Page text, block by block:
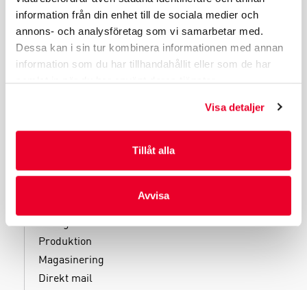
information från din enhet till de sociala medier och
annons- och analysföretag som vi samarbetar med.
Dessa kan i sin tur kombinera informationen med annan
information som du har tillhandahållit eller som de har
samlat in när du har använt deras tjänster.
Visa detaljer
Tillåt alla
Avvisa
INDUSTRIFÖRPACKNINGAR
REKLAMFÖRPACKNINGAR
LAMINERADE FÖRPACKNINGAR
KUVERT OCH POSTFÖRPACKNINGAR
TJÄNSTER
Filling
Produktion
Magasinering
Direkt mail